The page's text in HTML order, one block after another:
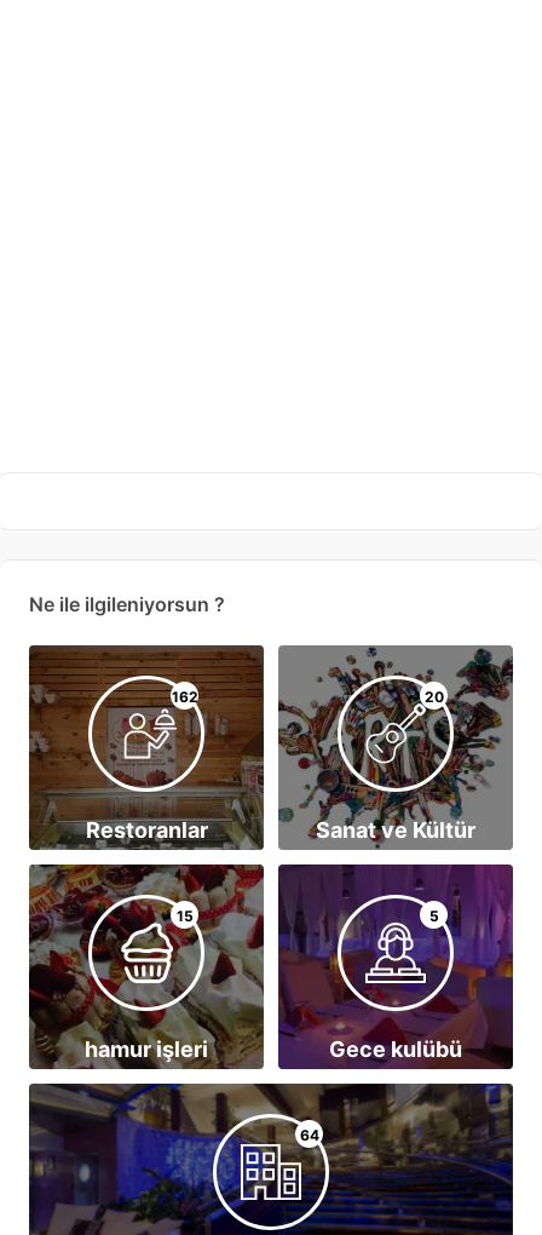
Ne ile ilgileniyorsun ?
162
Restoranlar
20
Sanat ve Kültür
15
hamur işleri
5
Gece kulübü
64